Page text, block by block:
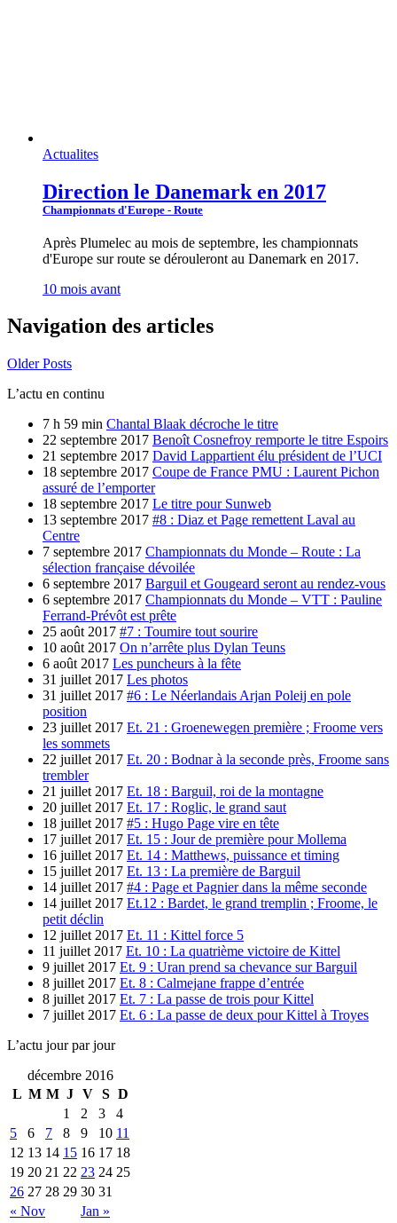
Actualites
Direction le Danemark en 2017
Championnats d'Europe - Route
Après Plumelec au mois de septembre, les championnats
d'Europe sur route se dérouleront au Danemark en 2017.
10 mois avant
Navigation des articles
Older Posts
L’actu en continu
7 h 59 min Chantal Blaak décroche le titre
22 septembre 2017 Benoît Cosnefroy remporte le titre Espoirs
21 septembre 2017 David Lappartient élu président de l’UCI
18 septembre 2017 Coupe de France PMU : Laurent Pichon
assuré de l’emporter
18 septembre 2017 Le titre pour Sunweb
13 septembre 2017 #8 : Diaz et Page remettent Laval au
Centre
7 septembre 2017 Championnats du Monde – Route : La
sélection française dévoilée
6 septembre 2017 Barguil et Gougeard seront au rendez-vous
6 septembre 2017 Championnats du Monde – VTT : Pauline
Ferrand-Prévôt est prête
25 août 2017 #7 : Toumire tout sourire
10 août 2017 On n’arrête plus Dylan Teuns
6 août 2017 Les puncheurs à la fête
31 juillet 2017 Les photos
31 juillet 2017 #6 : Le Néerlandais Arjan Poleij en pole
position
23 juillet 2017 Et. 21 : Groenewegen première ; Froome vers
les sommets
22 juillet 2017 Et. 20 : Bodnar à la seconde près, Froome sans
trembler
21 juillet 2017 Et. 18 : Barguil, roi de la montagne
20 juillet 2017 Et. 17 : Roglic, le grand saut
18 juillet 2017 #5 : Hugo Page vire en tête
17 juillet 2017 Et. 15 : Jour de première pour Mollema
16 juillet 2017 Et. 14 : Matthews, puissance et timing
15 juillet 2017 Et. 13 : La première de Barguil
14 juillet 2017 #4 : Page et Pagnier dans la même seconde
14 juillet 2017 Et.12 : Bardet, le grand tremplin ; Froome, le
petit déclin
12 juillet 2017 Et. 11 : Kittel force 5
11 juillet 2017 Et. 10 : La quatrième victoire de Kittel
9 juillet 2017 Et. 9 : Uran prend sa chevance sur Barguil
8 juillet 2017 Et. 8 : Calmejane frappe d’entrée
8 juillet 2017 Et. 7 : La passe de trois pour Kittel
7 juillet 2017 Et. 6 : La passe de deux pour Kittel à Troyes
L’actu jour par jour
décembre 2016
L M M J V S D
« Nov Jan »
1 2 3
4
5
6 7 8 9 10 11
12 13 14 15 16 17 18
19 20 21 22 23 24 25
26 27 28 29 30 31